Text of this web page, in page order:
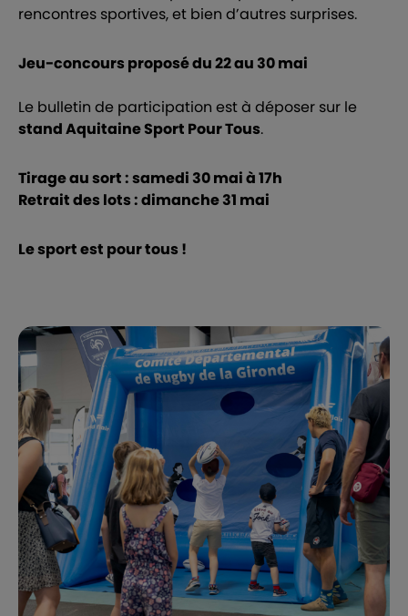
rencontres sportives, et bien d’autres surprises.
Jeu-concours proposé du 22 au 30 mai
Le bulletin de participation est à déposer sur le
stand Aquitaine Sport Pour Tous.
Tirage au sort : samedi 30 mai à 17h
Retrait des lots : dimanche 31 mai
Le sport est pour tous !